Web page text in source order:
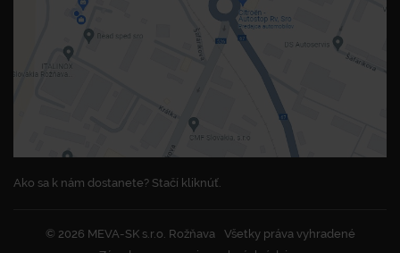
Ako sa k nám dostanete? Stačí kliknúť.
© 2026 MEVA-SK s.r.o. Rožňava
Všetky práva vyhradené